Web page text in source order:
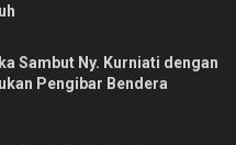
Sambut Ny. Kurniati dengan
Pengibar Bendera